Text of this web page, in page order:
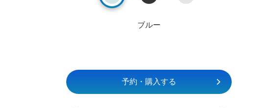
ブルー
予約・購入する